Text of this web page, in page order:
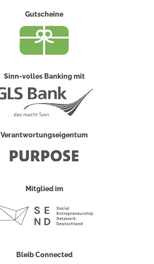
Gutscheine
Sinn-volles Banking mit
Verantwortungseigentum
Mitglied im
Bleib Connected